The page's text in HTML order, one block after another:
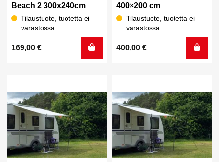
Beach 2 300x240cm
Tilaustuote, tuotetta ei
varastossa.
169,00 €
400×200 cm
Tilaustuote, tuotetta ei
varastossa.
400,00 €